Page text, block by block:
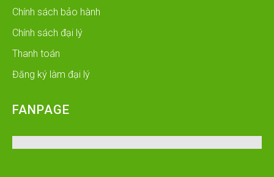
Chính sách bảo hành
Chính sách đại lý
Thanh toán
Đăng ký làm đại lý
FANPAGE